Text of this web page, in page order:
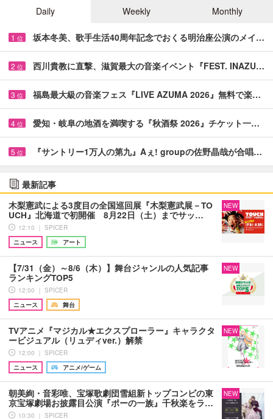
Daily
Weekly Monthly
1 位 坂本冬美、歌手生活40周年記念でおくる明治座公演のメイ…
2 位 西川貴教に直撃、滋賀最大の音楽イベント『FEST. INAZU…
3 位 福島最大級の音楽フェス『LIVE AZUMA 2026』無料で楽…
4 位 愛知・岐阜の地酒を満喫する『秋酒祭 2026』チケット一…
5 位 『サントリー1万人の第九』Aぇ! groupの佐野晶哉が合唱…
最新記事
木梨憲武による3度目の全国巡回展『木梨憲武展－TO
UCH』北海道で初開催 8月22日（土）までサッ…
12:10 ｜ SPICER
ニュース
アート
NEW
【7/31（金）～8/6（木）】舞台ジャンルの人気記事
ランキングTOP5
12:00 ｜ SPICER
ニュース
舞台
NEW
TVアニメ『マジカル★エクスプローラー』キャラクタ
ービジュアル（リュディver.）解禁
12:00 ｜ SPICER
ニュース
アニメ/ゲーム
NEW
朝美絢・音彩唯、宝塚歌劇団雪組新トップコンビの東
京宝塚劇場お披露目公演『ポーの一族』千秋楽をラ…
10:30 ｜ SPICER
NEW